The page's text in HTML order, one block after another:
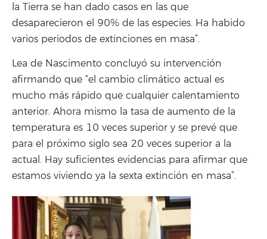
la Tierra se han dado casos en las que
desaparecieron el 90% de las especies. Ha habido
varios periodos de extinciones en masa”.
Lea de Nascimento concluyó su intervención
afirmando que “el cambio climático actual es
mucho más rápido que cualquier calentamiento
anterior. Ahora mismo la tasa de aumento de la
temperatura es 10 veces superior y se prevé que
para el próximo siglo sea 20 veces superior a la
actual. Hay suficientes evidencias para afirmar que
estamos viviendo ya la sexta extinción en masa”.